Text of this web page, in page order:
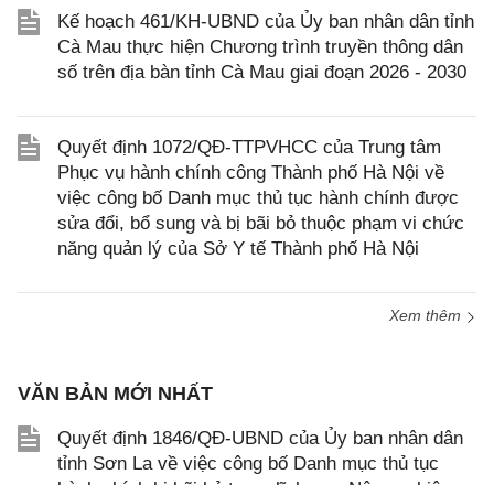
Kế hoạch 461/KH-UBND của Ủy ban nhân dân tỉnh
Cà Mau thực hiện Chương trình truyền thông dân
số trên địa bàn tỉnh Cà Mau giai đoạn 2026 - 2030
Quyết định 1072/QĐ-TTPVHCC của Trung tâm
Phục vụ hành chính công Thành phố Hà Nội về
việc công bố Danh mục thủ tục hành chính được
sửa đổi, bổ sung và bị bãi bỏ thuộc phạm vi chức
năng quản lý của Sở Y tế Thành phố Hà Nội
Xem thêm
VĂN BẢN MỚI NHẤT
Quyết định 1846/QĐ-UBND của Ủy ban nhân dân
tỉnh Sơn La về việc công bố Danh mục thủ tục